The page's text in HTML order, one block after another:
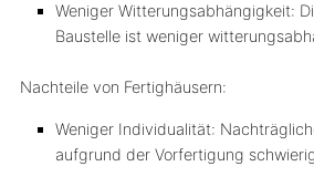
Weniger Witterungsabhängigkeit:
Baustelle ist weniger
Nachteile von Fertighäusern:
Weniger Individualität:
aufgrund der Vorfertigung